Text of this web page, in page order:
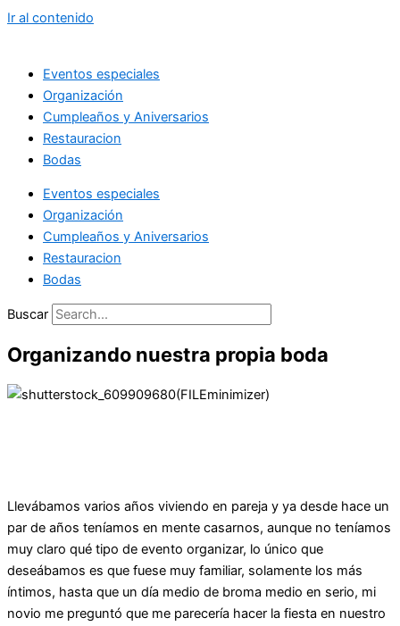
Ir al contenido
Eventos especiales
Organización
Cumpleaños y Aniversarios
Restauracion
Bodas
Eventos especiales
Organización
Cumpleaños y Aniversarios
Restauracion
Bodas
Buscar
Organizando nuestra propia boda
Llevábamos varios años viviendo en pareja y ya desde hace un
par de años teníamos en mente casarnos, aunque no teníamos
muy claro qué tipo de evento organizar, lo único que
deseábamos es que fuese muy familiar, solamente los más
íntimos, hasta que un día medio de broma medio en serio, mi
novio me preguntó que me parecería hacer la fiesta en nuestro